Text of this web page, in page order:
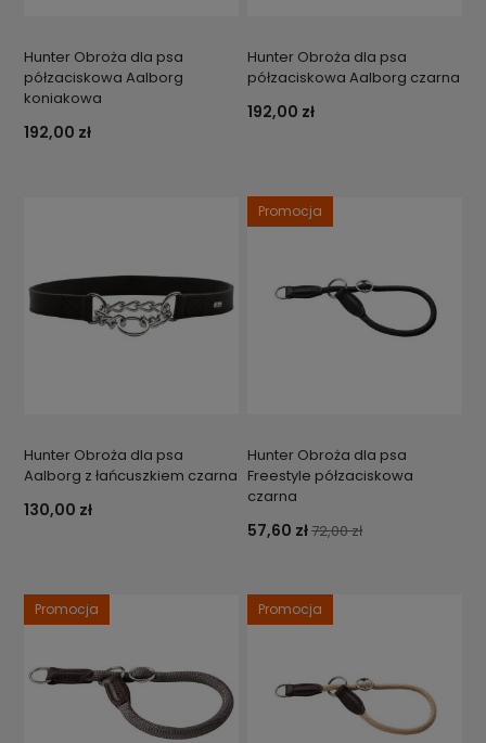
Hunter Obroża dla psa
półzaciskowa Aalborg
koniakowa
192,00 zł
Hunter Obroża dla psa
półzaciskowa Aalborg czarna
192,00 zł
Hunter Obroża dla psa
Aalborg z łańcuszkiem czarna
130,00 zł
Hunter Obroża dla psa
Freestyle półzaciskowa
czarna
57,60 zł72,00 zł
Promocja
Promocja Promocja